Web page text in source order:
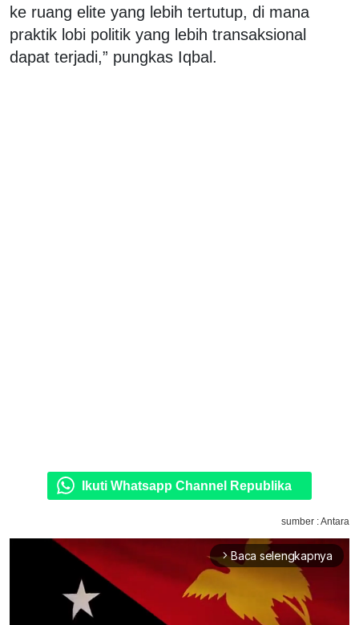
ke ruang elite yang lebih tertutup, di mana
praktik lobi politik yang lebih transaksional
dapat terjadi,” pungkas Iqbal.
Ikuti Whatsapp Channel Republika
sumber : Antara
arrow_forward_ios Baca selengkapnya